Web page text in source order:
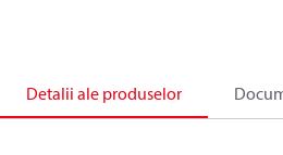
Detalii ale produselor